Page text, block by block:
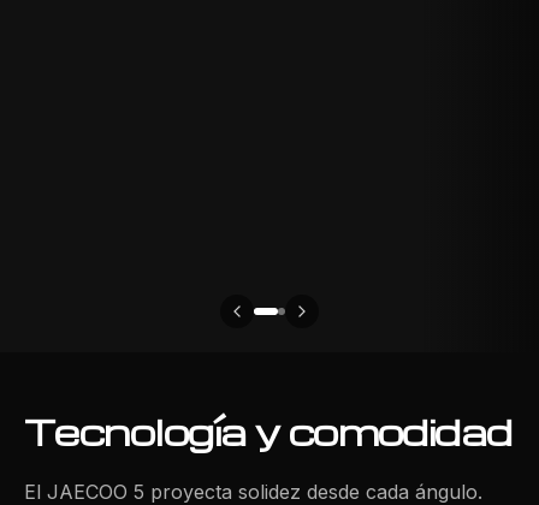
Tecnología y comodidad
El JAECOO 5 proyecta solidez desde cada ángulo.